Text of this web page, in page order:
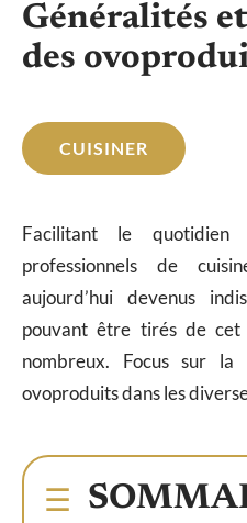
Généralités
des
CUISINER
Facilitant le quotidien
professionnels de
aujourd’hui devenus
pouvant être tirés de cet
nombreux. Focus sur la
ovoproduits dans les